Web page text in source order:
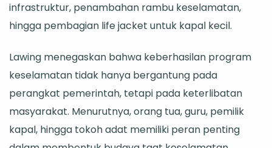
infrastruktur, penambahan rambu keselamatan,
hingga pembagian life jacket untuk kapal kecil.
Lawing menegaskan bahwa keberhasilan program
keselamatan tidak hanya bergantung pada
perangkat pemerintah, tetapi pada keterlibatan
masyarakat. Menurutnya, orang tua, guru, pemilik
kapal, hingga tokoh adat memiliki peran penting